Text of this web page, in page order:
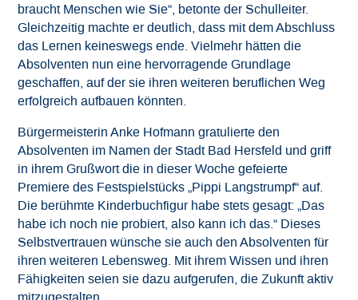
braucht Menschen wie Sie“, betonte der Schulleiter.
Gleichzeitig machte er deutlich, dass mit dem Abschluss
das Lernen keineswegs ende. Vielmehr hätten die
Absolventen nun eine hervorragende Grundlage
geschaffen, auf der sie ihren weiteren beruflichen Weg
erfolgreich aufbauen könnten.
Bürgermeisterin Anke Hofmann gratulierte den
Absolventen im Namen der Stadt Bad Hersfeld und griff
in ihrem Grußwort die in dieser Woche gefeierte
Premiere des Festspielstücks „Pippi Langstrumpf“ auf.
Die berühmte Kinderbuchfigur habe stets gesagt: „Das
habe ich noch nie probiert, also kann ich das.“ Dieses
Selbstvertrauen wünsche sie auch den Absolventen für
ihren weiteren Lebensweg. Mit ihrem Wissen und ihren
Fähigkeiten seien sie dazu aufgerufen, die Zukunft aktiv